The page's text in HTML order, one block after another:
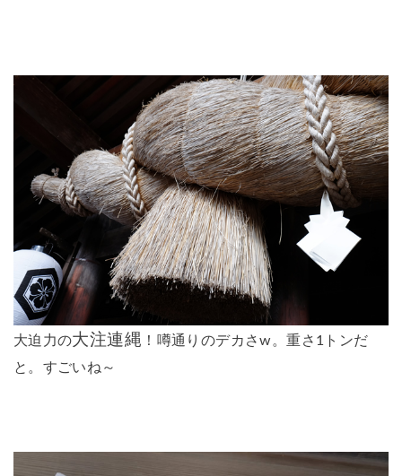
大迫力の大注連縄 ！噂通りのデカさw。重さ1トンだ
と。すごいね～